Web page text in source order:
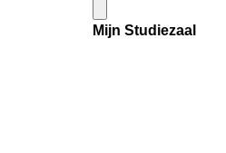
Mijn Studiezaal